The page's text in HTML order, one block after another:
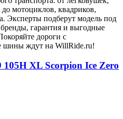
мотоциклов, квадриков,
Эксперты подберут модель под
гарантия и выгодные
дороги с
шины ждут на WillRide.ru!
XL Scorpion Ice Zero